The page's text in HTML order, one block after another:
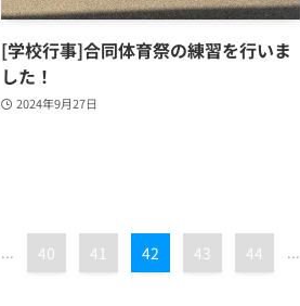
[学校行事]合同体育祭の練習を行いま
した！
2024年9月27日
... 40 41 42 43 44 ...